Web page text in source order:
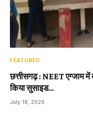
FEATURED
छत्तीसगढ़ : NEET एग्जाम में
किया सुसाइड…
July 18, 2026